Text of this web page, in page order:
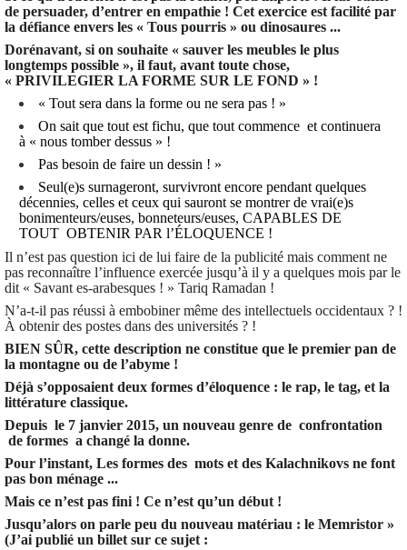
de persuader, d’entrer en empathie ! Cet exercice est facilité par
la défiance envers les « Tous pourris » ou dinosaures ...
Dorénavant, si on souhaite « sauver les meubles le plus
longtemps possible », il faut, avant toute chose,
« PRIVILEGIER LA FORME SUR LE FOND » !
« Tout sera dans la forme ou ne sera pas ! »
On sait que tout est fichu, que tout commence et continuera
à « nous tomber dessus » !
Pas besoin de faire un dessin ! »
Seul(e)s surnageront, survivront encore pendant quelques
décennies, celles et ceux qui sauront se montrer de vrai(e)s
bonimenteurs/euses, bonneteurs/euses, CAPABLES DE
TOUT OBTENIR PAR l’ÉLOQUENCE !
Il n’est pas question ici de lui faire de la publicité mais comment ne
pas reconnaître l’influence exercée jusqu’à il y a quelques mois par le
dit « Savant es-arabesques ! » Tariq Ramadan !
N’a-t-il pas réussi à embobiner même des intellectuels occidentaux ? !
À obtenir des postes dans des universités ? !
BIEN SÛR, cette description ne constitue que le premier pan de
la montagne ou de l’abyme !
Déjà s’opposaient deux formes d’éloquence : le rap, le tag, et la
littérature classique.
Depuis le 7 janvier 2015, un nouveau genre de confrontation
de formes a changé la donne.
Pour l’instant, Les formes des mots et des Kalachnikovs ne font
pas bon ménage ...
Mais ce n’est pas fini ! Ce n’est qu’un début !
Jusqu’alors on parle peu du nouveau matériau : le Memristor »
(J’ai publié un billet sur ce sujet :